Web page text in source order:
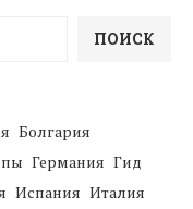
ПОИСК
Болгария
Германия Гид
Испания Италия